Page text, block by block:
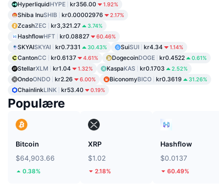
HyperliquidHYPE kr356.00 1.92%
Shiba InuSHIB kr0.00002976 2.17%
ZcashZEC kr3,321.27 3.74%
HashflowHFT kr0.08827 60.46%
SKYAISKYAI kr0.7331 30.43% SuiSUI kr4.34 1.14%
CantonCC kr0.6137 4.61% DogecoinDOGE kr0.4522 0.61%
StellarXLM kr1.04 1.32% KaspaKAS kr0.1703 2.52%
OndoONDO kr2.26 6.00% BiconomyBICO kr0.3619 31.26%
ChainlinkLINK kr53.40 0.19%
Populære
Bitcoin
$64,903.66
0.38%
XRP
$1.02
2.18%
Hashflow
$0.0137
60.49%